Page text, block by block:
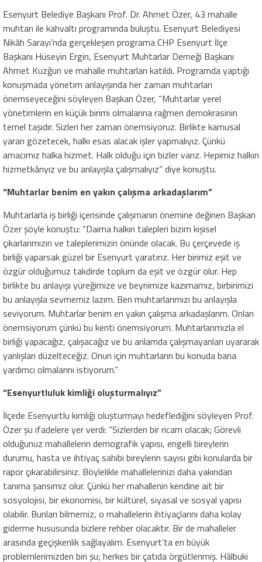
Esenyurt Belediye Başkanı Prof. Dr. Ahmet Özer, 43 mahalle
muhtarı ile kahvaltı programında buluştu. Esenyurt Belediyesi
Nikâh Sarayı’nda gerçekleşen programa CHP Esenyurt İlçe
Başkanı Hüseyin Ergin, Esenyurt Muhtarlar Derneği Başkanı
Ahmet Kuzğun ve mahalle muhtarları katıldı. Programda yaptığı
konuşmada yönetim anlayışında her zaman muhtarları
önemseyeceğini söyleyen Başkan Özer, “Muhtarlar yerel
yönetimlerin en küçük birimi olmalarına rağmen demokrasinin
temel taşıdır. Sizleri her zaman önemsiyoruz. Birlikte kamusal
yararı gözetecek, halkı esas alacak işler yapmalıyız. Çünkü
amacımız halka hizmet. Halk olduğu için bizler varız. Hepimiz halkın
hizmetkârıyız ve bu anlayışla çalışmalıyız” diye konuştu.
“Muhtarlar benim en yakın çalışma arkadaşlarım”
Muhtarlarla iş birliği içerisinde çalışmanın önemine değinen Başkan
Özer şöyle konuştu: “Daima halkın talepleri bizim kişisel
çıkarlarımızın ve taleplerimizin önünde olacak. Bu çerçevede iş
birliği yaparsak güzel bir Esenyurt yaratırız. Her birimiz eşit ve
özgür olduğumuz takdirde toplum da eşit ve özgür olur. Hep
birlikte bu anlayışı yüreğimize ve beynimize kazımamız, birbirimizi
bu anlayışla sevmemiz lazım. Ben muhtarlarımızı bu anlayışla
seviyorum. Muhtarlar benim en yakın çalışma arkadaşlarım. Onları
önemsiyorum çünkü bu kenti önemsiyorum. Muhtarlarımızla el
birliği yapacağız, çalışacağız ve bu anlamda çalışmayanları uyararak
yanlışları düzelteceğiz. Onun için muhtarların bu konuda bana
yardımcı olmalarını istiyorum.”
“Esenyurtluluk kimliği oluşturmalıyız”
İlçede Esenyurtlu kimliği oluşturmayı hedeflediğini söyleyen Prof.
Özer şu ifadelere yer verdi: “Sizlerden bir ricam olacak; Görevli
olduğunuz mahallelerin demografik yapısı, engelli bireylerin
durumu, hasta ve ihtiyaç sahibi bireylerin sayısı gibi konularda bir
rapor çıkarabilirsiniz. Böylelikle mahallelerinizi daha yakından
tanıma şansımız olur. Çünkü her mahallenin kendine ait bir
sosyolojisi, bir ekonomisi, bir kültürel, siyasal ve sosyal yapısı
olabilir. Bunları bilmemiz, o mahallelerin ihtiyaçlarını daha kolay
giderme hususunda bizlere rehber olacaktır. Bir de mahalleler
arasında geçişkenlik sağlayalım. Esenyurt’ta en büyük
problemlerimizden biri şu; herkes bir çatıda örgütlenmiş. Hâlbuki